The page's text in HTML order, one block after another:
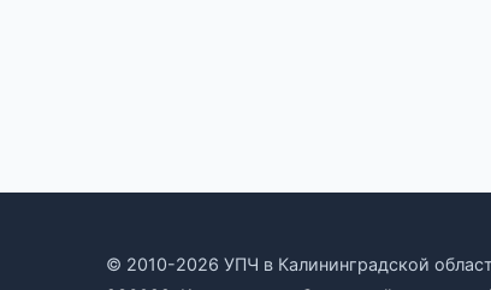
© 2010-2026 УПЧ в Калининградской